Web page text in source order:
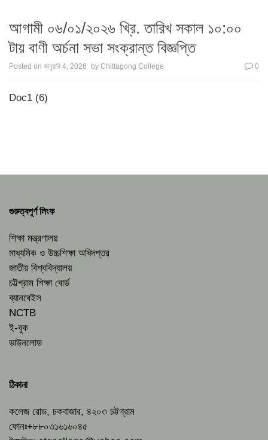
আগামী ০৬/০১/২০২৬ খ্রি. তারিখ সকাল ১০:০০
টায় বাণী অর্চনা সভা সংক্রান্ত বিজ্ঞপ্তি
Posted on জানুয়ারি 4, 2026 by Chittagong College 0
Doc1 (6)
গুরুত্বপূর্ণ লিংক
শিক্ষা মন্ত্রণালয়
মাধ্যমিক ও উচ্চশিক্ষা অধিদপ্তর
জাতীয় বিশ্ববিদ্যালয়
চট্টগ্রাম শিক্ষা বোর্ড
ব্যানবেইস
NCTB
ই-বুক
ডাউনলোড
ঠিকানা
কলেজ রোড, চকবাজার, ৪২০৩ চট্টগ্রাম
ফোনঃ+৮৮০৩১৬১৬০৪৫